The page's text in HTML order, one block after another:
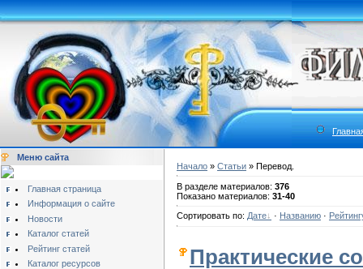
Меню сайта
Главная страница
Информация о сайте
Новости
Каталог статей
Рейтинг статей
Каталог ресурсов
Начало » Статьи » Перевод.
В разделе материалов: 376
Показано материалов: 31-40
Сортировать по: Дате · Названию ·
Практические